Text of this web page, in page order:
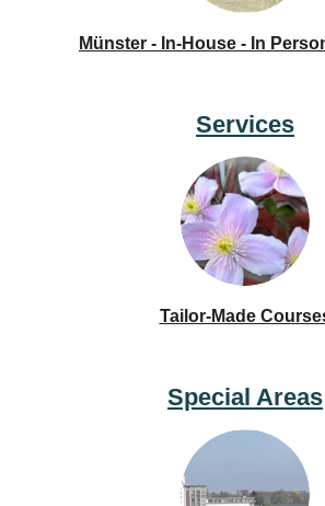
Münster - In-House - In
Services
Tailor-Made
Special Areas